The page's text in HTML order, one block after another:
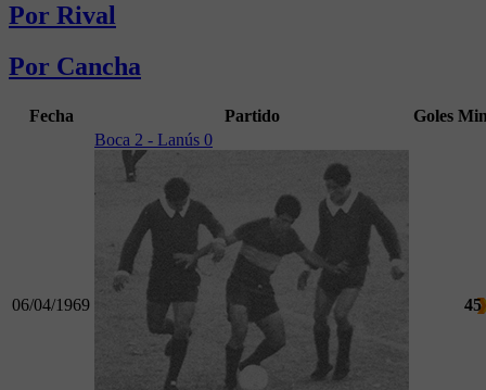
Por Rival
Por Cancha
Fecha Partido Goles
06/04/1969
Boca 2 - Lanús 0
45